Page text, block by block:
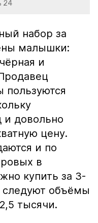
24
набор за
малышки:
и
пользуются
и довольно
цену.
и по
в
купить за 3-
объёмы
тысячи.